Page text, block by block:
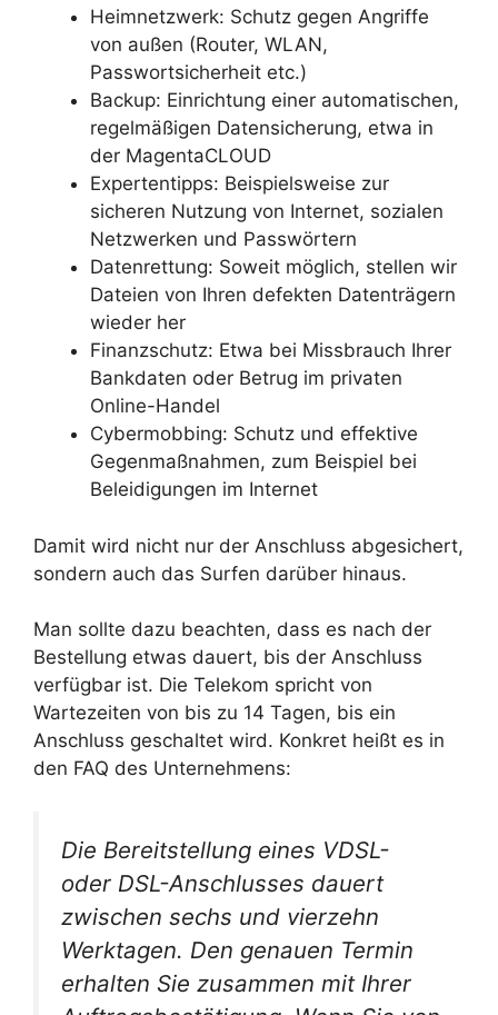
Heimnetzwerk: Schutz gegen Angriffe
von außen (Router, WLAN,
Passwortsicherheit etc.)
Backup: Einrichtung einer automatischen,
regelmäßigen Datensicherung, etwa in
der MagentaCLOUD
Expertentipps: Beispielsweise zur
sicheren Nutzung von Internet, sozialen
Netzwerken und Passwörtern
Datenrettung: Soweit möglich, stellen wir
Dateien von Ihren defekten Datenträgern
wieder her
Finanzschutz: Etwa bei Missbrauch Ihrer
Bankdaten oder Betrug im privaten
Online-Handel
Cybermobbing: Schutz und effektive
Gegenmaßnahmen, zum Beispiel bei
Beleidigungen im Internet
Damit wird nicht nur der Anschluss abgesichert,
sondern auch das Surfen darüber hinaus.
Man sollte dazu beachten, dass es nach der
Bestellung etwas dauert, bis der Anschluss
verfügbar ist. Die Telekom spricht von
Wartezeiten von bis zu 14 Tagen, bis ein
Anschluss geschaltet wird. Konkret heißt es in
den FAQ des Unternehmens:
Die Bereitstellung eines VDSL-
oder DSL-Anschlusses dauert
zwischen sechs und vierzehn
Werktagen. Den genauen Termin
erhalten Sie zusammen mit Ihrer